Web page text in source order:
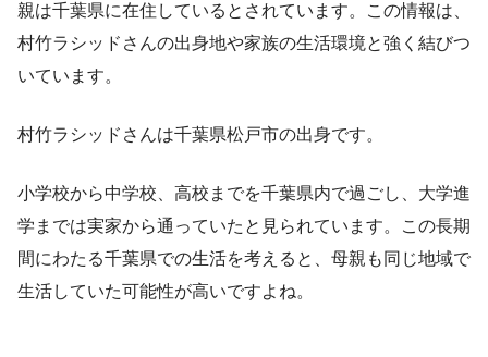
親は千葉県に在住しているとされています。この情報は、
村竹ラシッドさんの出身地や家族の生活環境と強く結びつ
いています。
村竹ラシッドさんは千葉県松戸市の出身です。
小学校から中学校、高校までを千葉県内で過ごし、大学進
学までは実家から通っていたと見られています。この長期
間にわたる千葉県での生活を考えると、母親も同じ地域で
生活していた可能性が高いですよね。